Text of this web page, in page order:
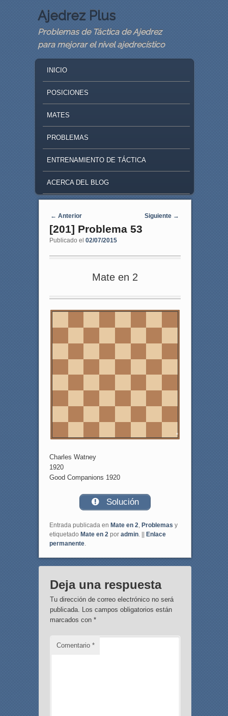
Ajedrez Plus
Problemas de Táctica de Ajedrez
para mejorar el nivel ajedrecístico
SKIP TO PRIMARY CONTENT
SKIP TO SECONDARY CONTENT
INICIO
POSICIONES
MATES
PROBLEMAS
ENTRENAMIENTO DE TÁCTICA
ACERCA DEL BLOG
Navegaci�n de entradas
← Anterior Siguiente →
[201] Problema 53
Publicado el 02/07/2015
Mate en 2
Charles Watney
1920
Good Companions 1920
Solución
Entrada publicada en Mate en 2, Problemas y
etiquetado Mate en 2por admin. ||
Enlace
permanente.
Deja una respuesta
Tu dirección de correo electrónico no será
publicada. Los campos obligatorios están
marcados con *
Comentario *